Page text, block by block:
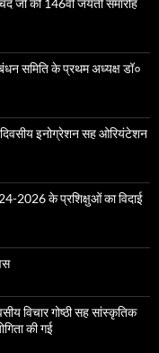
समिति के प्रथम अध्यक्ष डॉ०
इनोग्रेशन सह ओरियंटेशन
2026 के प्रशिक्षुओं का विदाई
विचार गोष्ठी सह सांस्कृतिक
की गई